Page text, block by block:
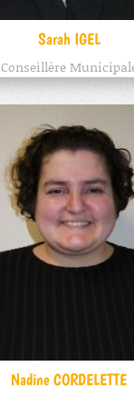
Sarah IGEL
Conseillère
Nadine CORDELETTE